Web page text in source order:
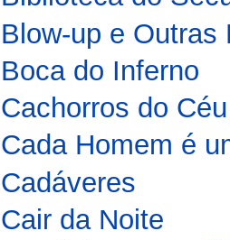
Blow-up e Outras
Boca do Inferno
Cachorros do Céu
Cada Homem é
Cadáveres
Cair da Noite